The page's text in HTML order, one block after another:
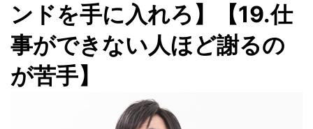
ンドを手に入れろ】【19.仕
事ができない人ほど謝るの
が苦手】